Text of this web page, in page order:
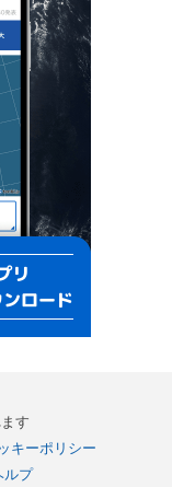
す
キーポリシー
ルプ